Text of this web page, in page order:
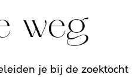
weg
je bij de